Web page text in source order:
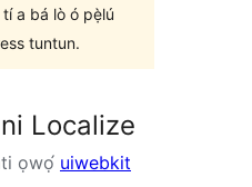
a bá lò ó pẹ̀lú
tuntun.
Localize
ọwọ́ uiwebkit